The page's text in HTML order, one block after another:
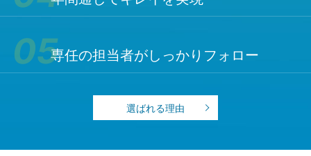
専任の担当者がしっかりフォロー
選ばれる理由